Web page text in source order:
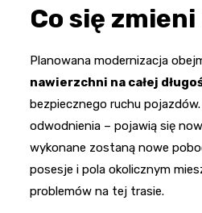
Co się
Planowana modernizacja
nawierzchni na całej
bezpiecznego ruchu
odwodnienia – pojawią się
wykonane zostaną nowe
posesje i pola okolicznym
problemów na tej trasie.